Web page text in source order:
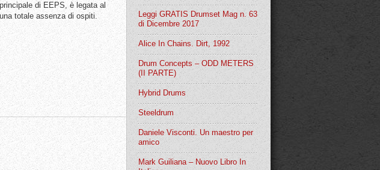
di EEPS, è legata al
totale assenza di ospiti.
Leggi GRATIS Drumset Mag n. 63
di Dicembre 2017
Alice In Chains. Dirt, 1992
Drum Concepts – ODD METERS
(II PARTE)
Hybrid Drums
Steeldrum
Daniele Visconti. Un maestro per
amico
Mark Guiliana – Nuovo Libro In